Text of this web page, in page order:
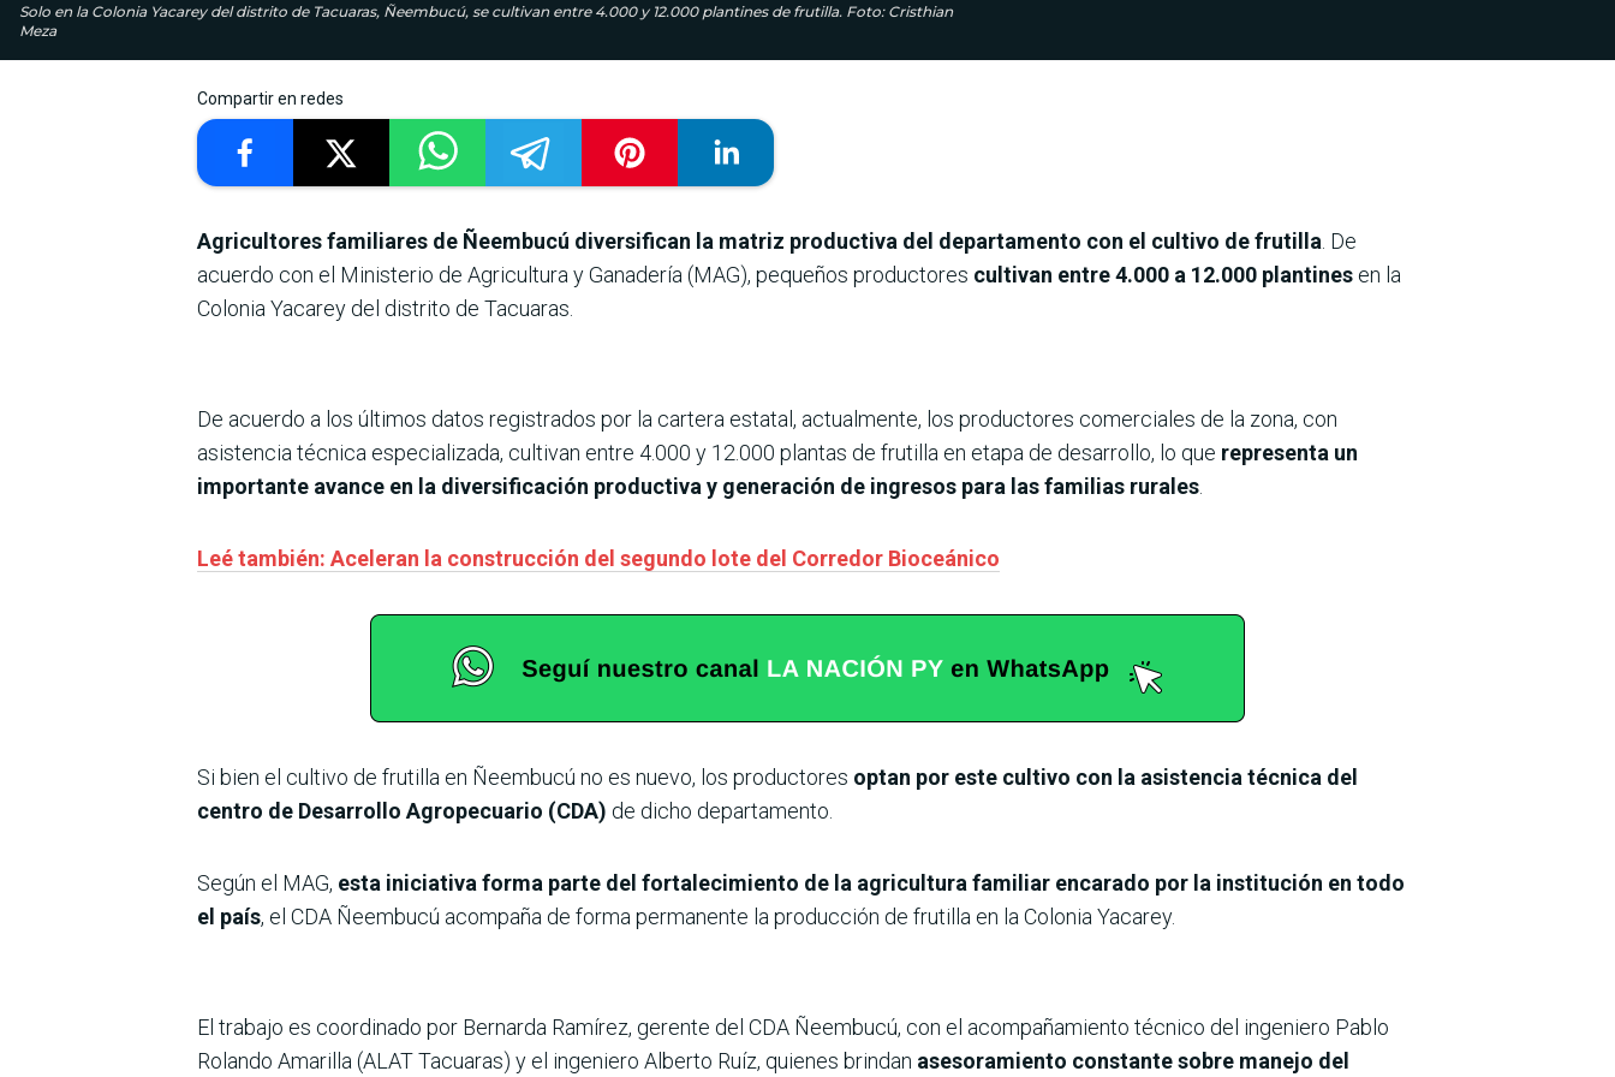
Solo en la Colonia Yacarey del distrito de Tacuaras, Ñeembucú, se cultivan entre 4.000 y 12.000 plantines de frutilla. Foto: Cristhian
Meza
Compartir en redes
Agricultores familiares de Ñeembucú diversifican la matriz productiva del departamento con el cultivo de frutilla . De
acuerdo con el Ministerio de Agricultura y Ganadería (MAG), pequeños productores cultivan entre 4.000 a 12.000 plantines en la
Colonia Yacarey del distrito de Tacuaras.
De acuerdo a los últimos datos registrados por la cartera estatal, actualmente, los productores comerciales de la zona, con
asistencia técnica especializada, cultivan entre 4.000 y 12.000 plantas de frutilla en etapa de desarrollo, lo que representa un
importante avance en la diversificación productiva y generación de ingresos para las familias rurales
Leé también: Aceleran la construcción del segundo lote del Corredor Bioceánico
Si bien el cultivo de frutilla en Ñeembucú no es nuevo, los productores optan por este cultivo con la asistencia técnica del
centro de Desarrollo Agropecuario (CDA) de dicho departamento.
Según el MAG, esta iniciativa forma parte del fortalecimiento de la agricultura familiar encarado por la institución en todo
el país, el CDA Ñeembucú acompaña de forma permanente la producción de frutilla en la Colonia Yacarey.
El trabajo es coordinado por Bernarda Ramírez, gerente del CDA Ñeembucú, con el acompañamiento técnico del ingeniero Pablo
Rolando Amarilla (ALAT Tacuaras) y el ingeniero Alberto Ruíz, quienes brindan asesoramiento constante sobre manejo del